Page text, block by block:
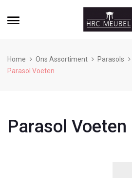
Home Ons Assortiment Parasols
Parasol Voeten
Parasol Voeten